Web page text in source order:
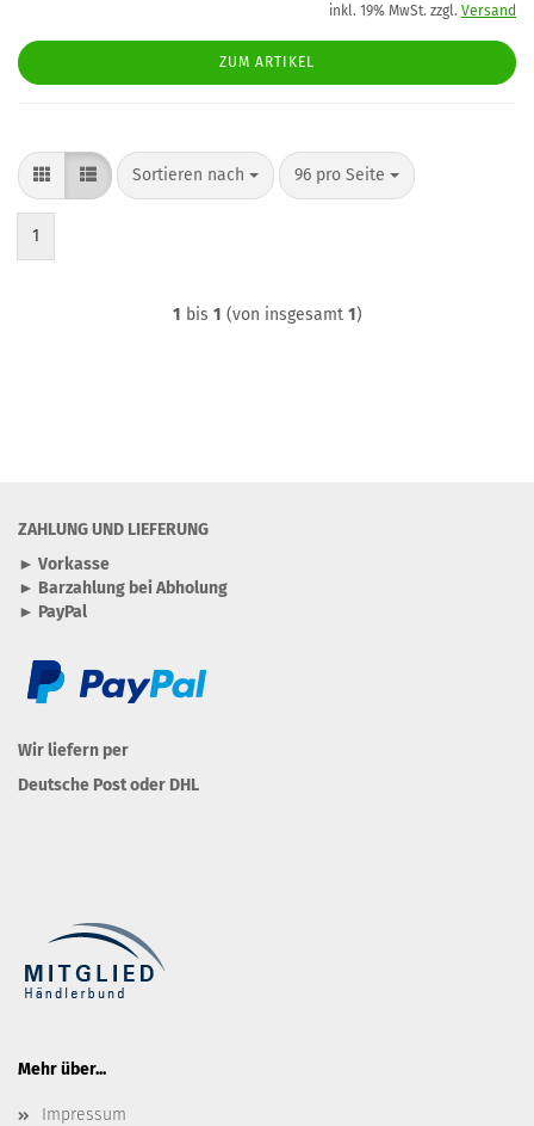
inkl. 19% MwSt. zzgl. Versand
ZUM ARTIKEL
Sortieren nach
Sortieren nach 96 pro Seite
pro Seite
1
1 bis 1 (von insgesamt 1)
ZAHLUNG UND LIEFERUNG
► Vorkasse
► Barzahlung bei Abholung
► PayPal
Wir liefern per
Deutsche Post oder DHL
Mehr über...
Impressum